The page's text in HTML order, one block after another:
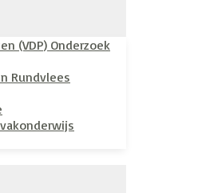
(VDP) Onderzoek
Rundvlees